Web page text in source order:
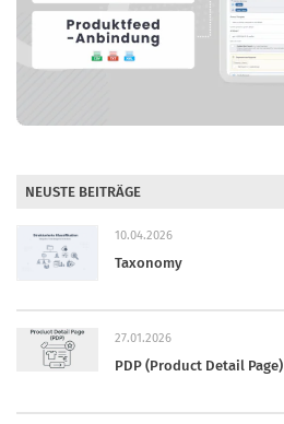
NEUSTE BEITRÄGE
10.04.2026
Taxonomy
27.01.2026
PDP (Product Detail Page)